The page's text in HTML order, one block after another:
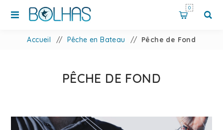
0
Accueil / Pêche en Bateau / Pêche de Fond
PÊCHE DE FOND